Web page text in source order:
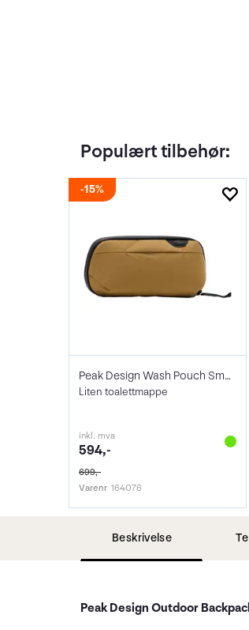
Populært tilbehør:
15%
Peak Design Wash Pouch Small Coyote
Liten toalettmappe
inkl. mva
594,-
699,-
Varenr 164076
Beskrivelse
Peak Design Outdoor